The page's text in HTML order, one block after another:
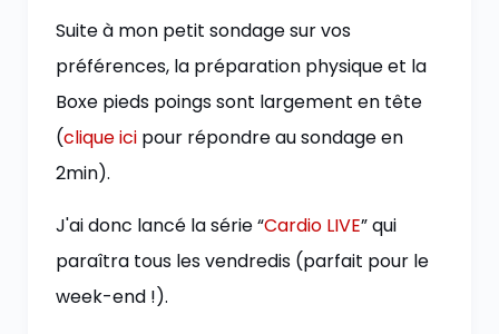
Suite à mon petit sondage sur vos
préférences, la préparation physique et la
Boxe pieds poings sont largement en tête
(clique ici pour répondre au sondage en
2min).
J'ai donc lancé la série “Cardio LIVE” qui
paraîtra tous les vendredis (parfait pour le
week-end !).